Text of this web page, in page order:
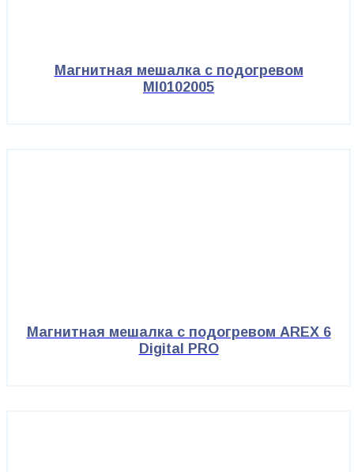
Магнитная мешалка с подогревом
MI0102005
Магнитная мешалка с подогревом AREX 6
Digital PRO